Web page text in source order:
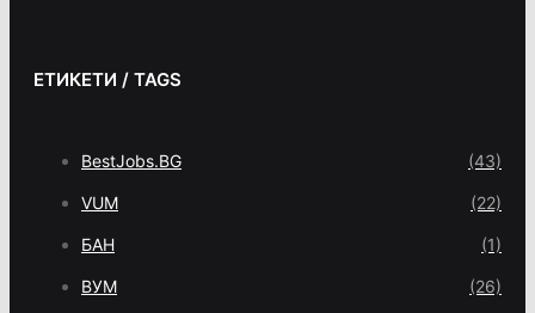
ЕТИКЕТИ / TAGS
BestJobs.BG (43)
VUM (22)
БАН (1)
ВУМ (26)